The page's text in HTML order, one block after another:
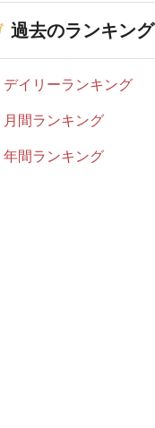
過去のランキング
デイリーランキング
月間ランキング
年間ランキング